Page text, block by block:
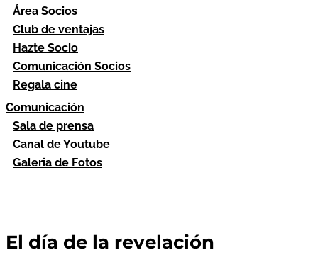
Área Socios
Club de ventajas
Hazte Socio
Comunicación Socios
Regala cine
Comunicación
Sala de prensa
Canal de Youtube
Galeria de Fotos
El día de la revelación